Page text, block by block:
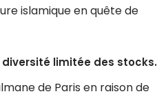
islamique en quête de
limitée des stocks.
de Paris en raison de